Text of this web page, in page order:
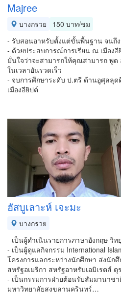
Majree
บางกรวย
150 บาท/ชม
- รับสอนอาหรับตั้งแต่ขั้นพื้นฐาน จนถึ
- ด้วยประสบการณ์การเรียน ณ เมืองอี
มั่นใจว่าจะสามารถให้คุณสามารถ พู
ในเวลาอันรวดเร็ว
- จบการศึกษาระดับ ป.ตรี ด้านอูศุลลุ
เมืองอียิปต์​
ฮัสบูเลาะห์ เจะมะ
บางกรวย
- เป็นผู้ดำเนินรายการภาษาอังกฤษ วิท
- เป็นผู้ดูแลกิจกรรม International
โครงการแลกระหว่างนักศึกษา ส่งนัก
สหรัฐอเมริกา สหรัฐอาหรับเอมิเรตส์
- เป็นกรรมการฝ่ายต้อนรับสัมมานาชา
มหาวิทยาลัยสงขลานครินทร์…